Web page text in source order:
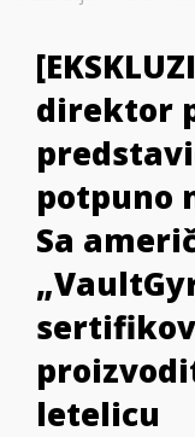
direktor
potpuno
Sa
letelicu